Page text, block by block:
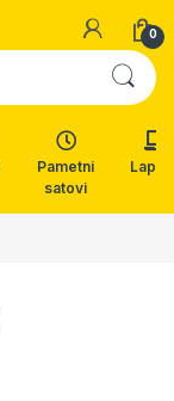
0
Pametni
satovi